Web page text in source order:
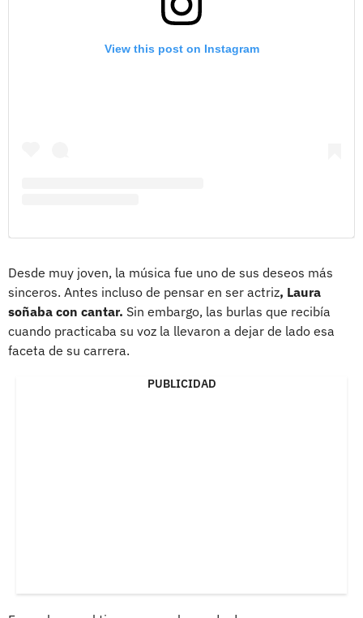
View this post on Instagram
Desde muy joven, la música fue uno de sus deseos más
sinceros. Antes incluso de pensar en ser actriz, Laura
soñaba con cantar. Sin embargo, las burlas que recibía
cuando practicaba su voz la llevaron a dejar de lado esa
faceta de su carrera.
PUBLICIDAD